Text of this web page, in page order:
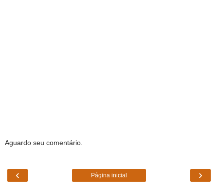
Aguardo seu comentário.
‹ ›
Página inicial